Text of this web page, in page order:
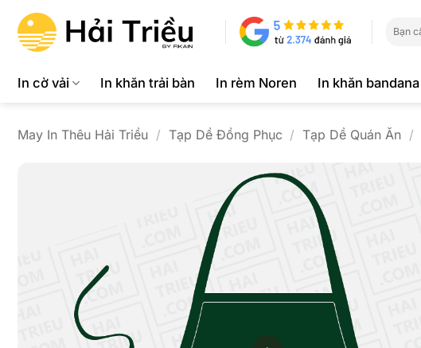
qua
kiếm:
In cờ vải In khăn trải bàn In rèm Noren In khăn bandana
May In Thêu Hải Triều / Tạp Dề Đồng Phục / Tạp Dề Quán Ăn /